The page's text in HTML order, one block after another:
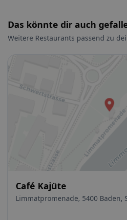
Das könnte dir auch
Weitere Restaurants passend zu
Café Kajüte
Limmatpromenade, 5400 Baden,